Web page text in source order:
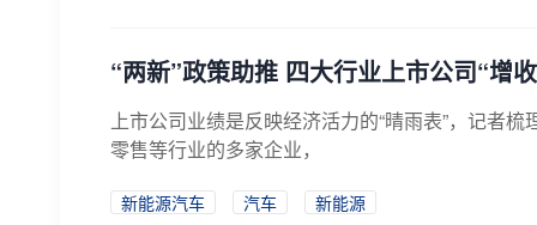
“两新”政策助推 四大行业上市公司“增
上市公司业绩是反映经济活力的“晴雨表”，记者
零售等行业的多家企业，
新能源汽车 汽车
新能源